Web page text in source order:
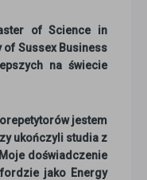
of Science in
of Sussex Business
na świecie
jestem
ukończyli studia z
doświadczenie
jako Energy